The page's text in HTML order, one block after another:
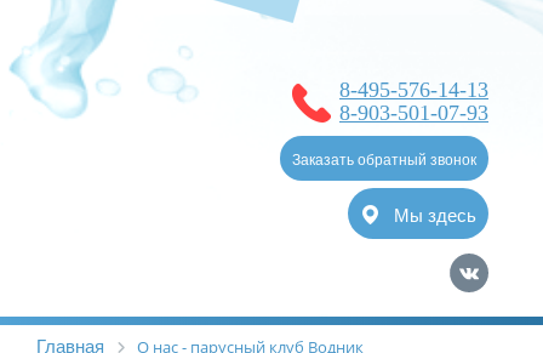
8-495-576-14-13
8-903-501-07-93
Заказать обратный звонок
Мы здесь
Главная О нас - парусный клуб Водник
ЯХТ-КЛУБ
ОТЗЫВЫ